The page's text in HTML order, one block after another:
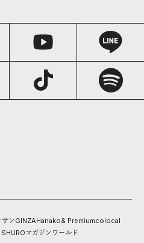
サンGINZAHanako& Premiumcolocal
SHUROマガジンワールド